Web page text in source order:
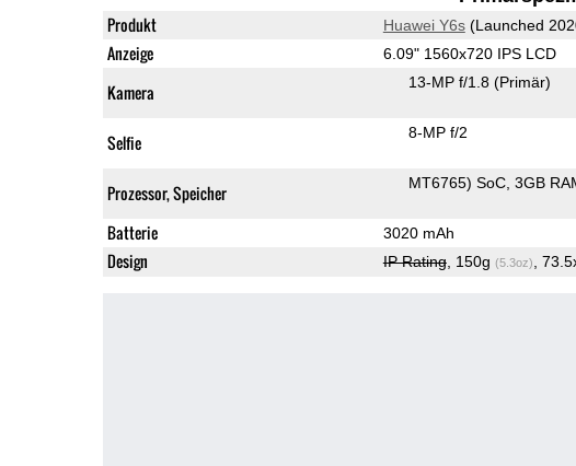
Produkt Huawei Y6s(Launched
Anzeige 6.09" 1560x720 IPS LCD
Kamera 13-MP f/1.8 (Primär)
Selfie 8-MP f/2
Prozessor, Speicher MT6765) SoC 3GB
Batterie 3020 mAh
Design IP Rating, 150g (5.3oz) ,